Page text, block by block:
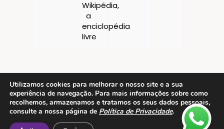
Utilizamos cookies para melhorar o nosso site e a sua
experiência de navegação. Para mais informações sobre como
recolhemos, armazenamos e tratamos os seus dados pessoais,
consulte a nossa página de Política de Privacidade.